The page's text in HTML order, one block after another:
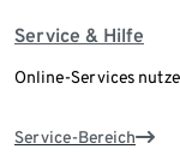
Service & Hilfe
Online-Services
Service-Bereich